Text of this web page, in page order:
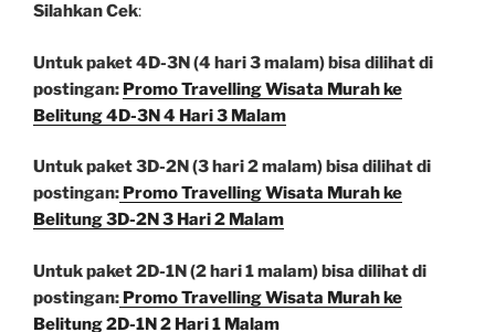
Silahkan Cek:
Untuk paket 4D-3N (4 hari 3 malam) bisa dilihat di
postingan: Promo Travelling Wisata Murah ke
Belitung 4D-3N 4 Hari 3 Malam
Untuk paket 3D-2N (3 hari 2 malam) bisa dilihat di
postingan: Promo Travelling Wisata Murah ke
Belitung 3D-2N 3 Hari 2 Malam
Untuk paket 2D-1N (2 hari 1 malam) bisa dilihat di
postingan: Promo Travelling Wisata Murah ke
Belitung 2D-1N 2 Hari 1 Malam